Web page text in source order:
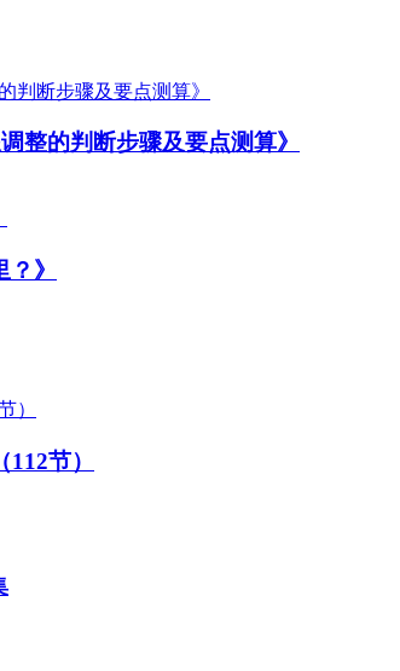
整的判断步骤及要点测算》
》
节）